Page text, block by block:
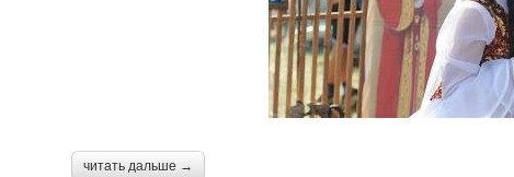
читать дальше →